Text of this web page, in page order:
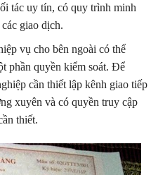
tác uy tín, có quy trình minh
giao dịch.
vụ cho bên ngoài có thể
phần quyền kiểm soát. Để
cần thiết lập kênh giao tiếp
xuyên và có quyền truy cập
thiết.